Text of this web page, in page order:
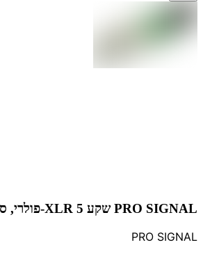
PRO SIGNAL שקע XLR 5-פולרי, סיכוך ירוק
PRO SIGNAL